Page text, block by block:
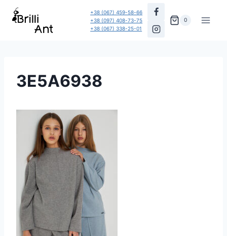
Перейти
+38 (067) 459-58-66
+38 (097) 408-73-75
+38 (067) 338-25-01
0
3E5A6938